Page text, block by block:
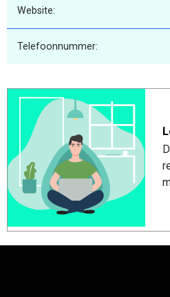
Website:
Telefoonnummer: